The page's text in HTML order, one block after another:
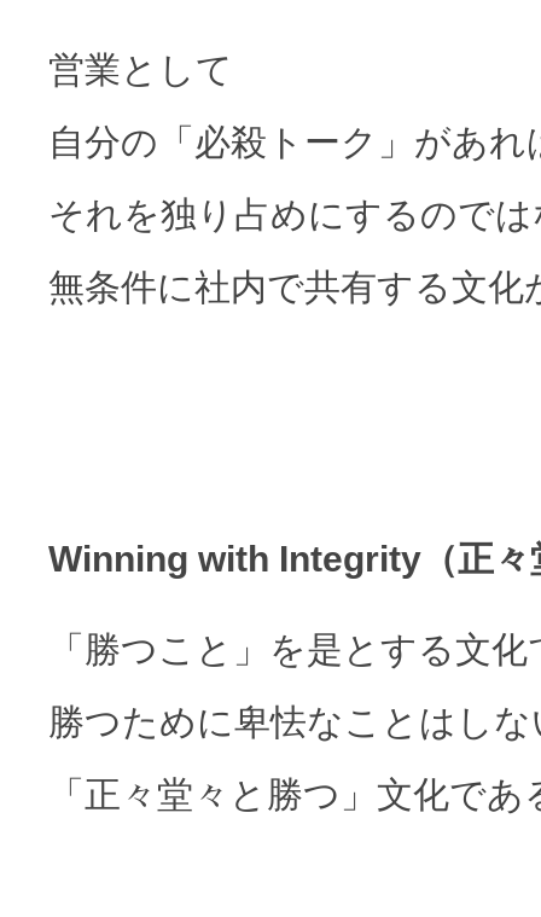
営業として
自分の「必殺トーク」があれ
それを独り占めにするので
無条件に社内で共有する文化
Winning with Integrity（正々
「勝つこと」を是とする文
勝つために卑怯なことはしな
「正々堂々と勝つ」文化であ